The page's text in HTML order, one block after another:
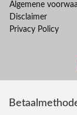
Algemene
Disclaimer
Privacy Policy